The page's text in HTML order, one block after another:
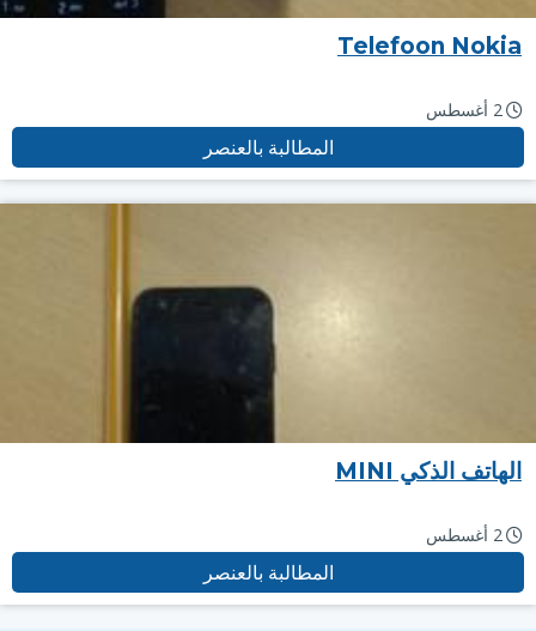
Telefoon Nokia
2 أغسطس
المطالبة بالعنصر
الهاتف الذكي MINI
2 أغسطس
المطالبة بالعنصر